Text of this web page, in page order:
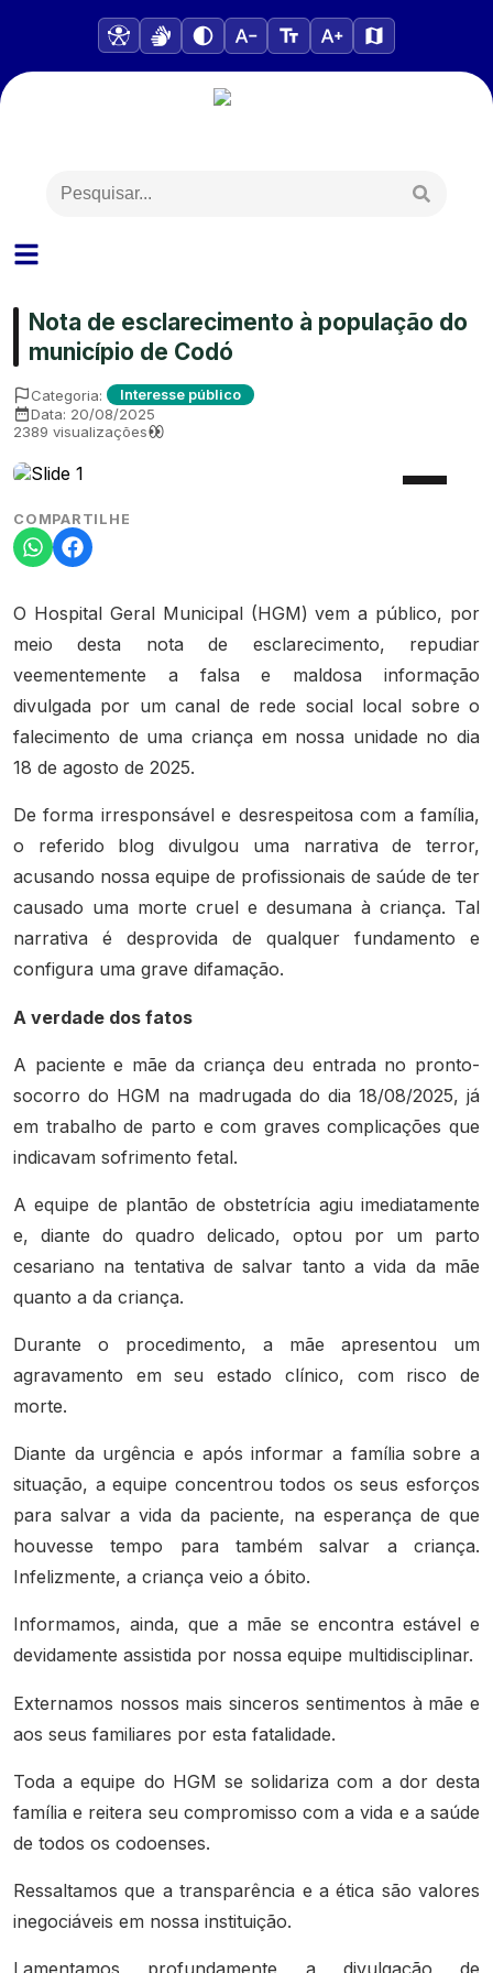
Nota de esclarecimento à população do
município de Codó
Categoria: Interesse público
Data: 20/08/2025
2389 visualizações
COMPARTILHE
O Hospital Geral Municipal (HGM) vem a público, por
meio desta nota de esclarecimento, repudiar
veementemente a falsa e maldosa informação
divulgada por um canal de rede social local sobre o
falecimento de uma criança em nossa unidade no dia
18 de agosto de 2025.
De forma irresponsável e desrespeitosa com a família,
o referido blog divulgou uma narrativa de terror,
acusando nossa equipe de profissionais de saúde de ter
causado uma morte cruel e desumana à criança. Tal
narrativa é desprovida de qualquer fundamento e
configura uma grave difamação.
A verdade dos fatos
A paciente e mãe da criança deu entrada no pronto-
socorro do HGM na madrugada do dia 18/08/2025, já
em trabalho de parto e com graves complicações que
indicavam sofrimento fetal.
A equipe de plantão de obstetrícia agiu imediatamente
e, diante do quadro delicado, optou por um parto
cesariano na tentativa de salvar tanto a vida da mãe
quanto a da criança.
Durante o procedimento, a mãe apresentou um
agravamento em seu estado clínico, com risco de
morte.
Diante da urgência e após informar a família sobre a
situação, a equipe concentrou todos os seus esforços
para salvar a vida da paciente, na esperança de que
houvesse tempo para também salvar a criança.
Infelizmente, a criança veio a óbito.
Informamos, ainda, que a mãe se encontra estável e
devidamente assistida por nossa equipe multidisciplinar.
Externamos nossos mais sinceros sentimentos à mãe e
aos seus familiares por esta fatalidade.
Toda a equipe do HGM se solidariza com a dor desta
família e reitera seu compromisso com a vida e a saúde
de todos os codoenses.
Ressaltamos que a transparência e a ética são valores
inegociáveis em nossa instituição.